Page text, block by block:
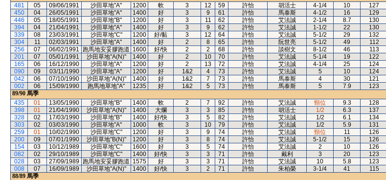
481
05 09/06/1991 沙田草地"A" 1200 軟 3 12 59 許怡 胡活士 4-1/4 10 127
450
04 26/05/1991 沙田草地"A" 1400 好 3 9 61 許怡 馬泰斯 4-1/2 16 129
446
05 18/05/1991 沙田草地"B" 1200 好 3 11 62 許怡 艾法誠 2-1/4 8.7 130
394
04 21/04/1991 沙田草地"A" 1400 好 3 9 62 許怡 艾法誠 1-1/2 22 130
339
08 23/03/1991 沙田草地"C" 1200 好/黏 3 12 64 許怡 艾法誠 5-1/2 29 132
304
11 02/03/1991 沙田草地"A" 1400 好 2 8 65 許怡 阮世亮 5-1/2 49 112
256
07 06/02/1991 跑馬地安妥膠跑道 1600 好/快 2 2 68 許怡 談樹文 8-1/2 46 113
201
07 05/01/1991 沙田草地"A(N)" 1400 好 2 10 70 許怡 艾法誠 5-1/4 19 122
165
06 16/12/1990 沙田草地"A" 1200 好 2 13 72 許怡 艾法誠 4-1/4 25 124
090
09 03/11/1990 沙田草地"A" 1200 好 1&2 4 73 許怡 艾法誠 5 10 124
042
06 07/10/1990 沙田草地"A(N)" 1400 好 1&2 7 73 許怡 馬泰斯 4 30 121
002
06 15/09/1990 跑馬地草地"A" 1235 好 1&2 5 73 許怡 馬泰斯 5 7.9 123
89/90 馬季
435
01 13/05/1990 沙田草地"B" 1400 軟 2 7 92 許怡 艾法誠 頸位 9.3 128
398
01 21/04/1990 沙田草地"A(N)" 1400 大爛 3 3 85 許怡 胡活士 1/2 6.3 137
328
02 17/03/1990 沙田草地"B" 1400 好/快 3 5 82 許怡 艾法誠 1/2 6.1 134
303
02 03/03/1990 沙田草地"A" 1000 軟 3 10 79 許怡 艾法誠 1/2 5.9 131
259
01 10/02/1990 沙田草地"C" 1200 好 3 9 74 許怡 艾法誠 頸位 11 126
200
09 07/01/1990 沙田草地"B(N)" 1200 好 3 8 74 許怡 艾法誠 5-1/2 15 126
154
03 10/12/1989 沙田草地"C" 1600 好 3 5 74 許怡 艾法誠 2 10 126
082
02 29/10/1989 沙田草地"C" 1400 好/快 3 3 71 許怡 戴利 3 20 123
028
03 27/09/1989 跑馬地安妥膠跑道 1575 好 3 3 71 許怡 艾法誠 10 5.8 123
008
07 16/09/1989 沙田草地"A(N)" 1400 好/快 3 2 71 許怡 朱柏榮 3-1/4 41 115
88/89 馬季